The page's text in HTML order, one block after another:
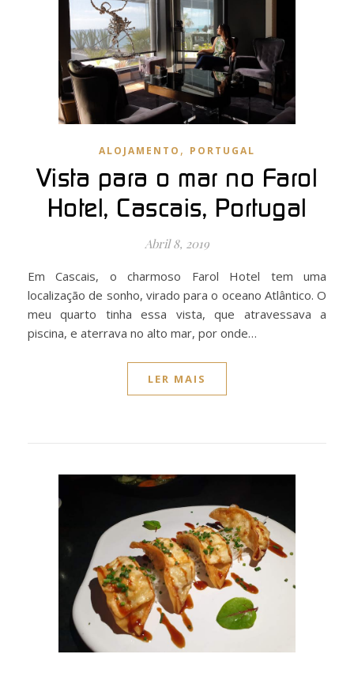
ALOJAMENTO , PORTUGAL
Vista para o mar no Farol
Hotel, Cascais, Portugal
Abril 8, 2019
Em Cascais, o charmoso Farol Hotel tem uma
localização de sonho, virado para o oceano Atlântico. O
meu quarto tinha essa vista, que atravessava a
piscina, e aterrava no alto mar, por onde…
LER MAIS